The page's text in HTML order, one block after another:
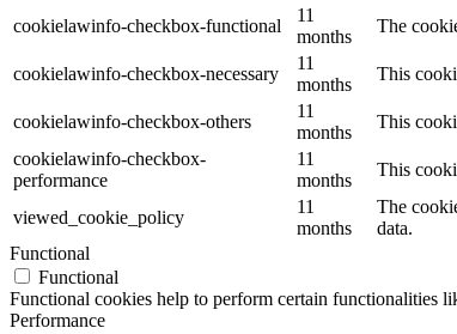
cookielawinfo-checkbox-functional
11
months
The
cookielawinfo-checkbox-necessary
11
months
This
cookielawinfo-checkbox-others
11
months
This
cookielawinfo-checkbox-
performance
11
months
This
viewed_cookie_policy
11
months
The
data.
Functional
Functional
Functional cookies help to perform certain functionalities
Performance